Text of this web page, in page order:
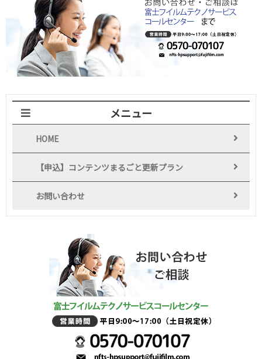
メニュー
HOME
【申込】コンテンツまるごと更新プラン
お問い合わせ